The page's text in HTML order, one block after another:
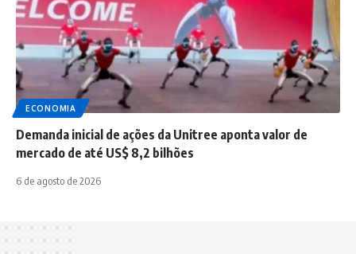
ECONOMIA
Demanda inicial de ações da Unitree aponta valor de
mercado de até US$ 8,2 bilhões
6 de agosto de 2026